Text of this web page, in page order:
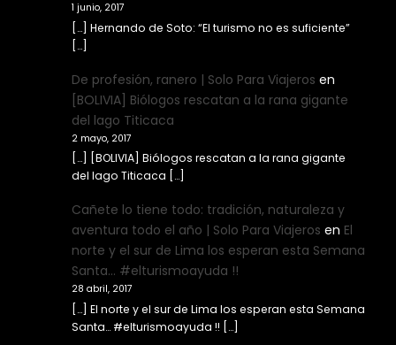
1 junio, 2017
[…] Hernando de Soto: “El turismo no es suficiente”
[…]
De profesión, ranero | Solo Para Viajeros en
[BOLIVIA] Biólogos rescatan a la rana gigante
del lago Titicaca
2 mayo, 2017
[…] [BOLIVIA] Biólogos rescatan a la rana gigante
del lago Titicaca […]
Cañete lo tiene todo: tradición, naturaleza y
aventura todo el año | Solo Para Viajeros en El
norte y el sur de Lima los esperan esta Semana
Santa… #elturismoayuda !!
28 abril, 2017
[…] El norte y el sur de Lima los esperan esta Semana
Santa… #elturismoayuda !! […]